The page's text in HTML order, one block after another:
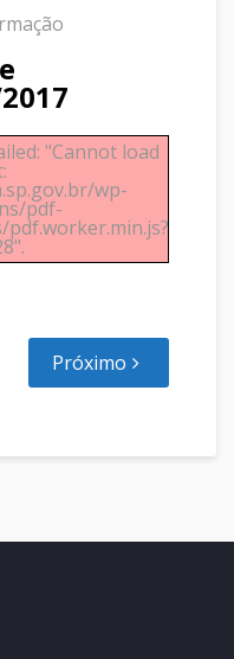
"Cannot load
wp-
pdf-
Próximo